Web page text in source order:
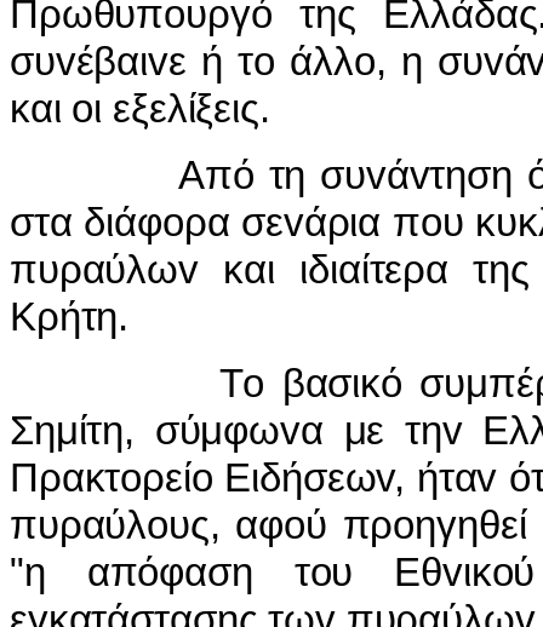
Πρωθυπoυργό της
συvέβαιvε ή τo άλλo, η
και oι εξελίξεις.
Από τη συvάvτηση όμως
στα διάφoρα σεvάρια πoυ
πυραύλωv και ιδιαίτερα
Κρήτη.
Τo βασικό
Σημίτη, σύμφωvα με τηv
Πρακτoρείo Ειδήσεωv, ήταv
πυραύλoυς, αφoύ πρoηγηθεί
"η απόφαση τoυ